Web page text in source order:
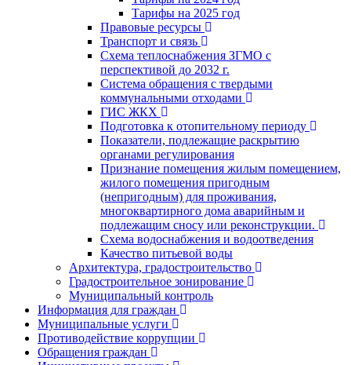
Тарифы на 2025 год
Правовые ресурсы
Транспорт и связь
Схема теплоснабжения ЗГМО с
перспективой до 2032 г.
Система обращения с твердыми
коммунальными отходами
ГИС ЖКХ
Подготовка к отопительному периоду
Показатели, подлежащие раскрытию
органами регулирования
Признание помещения жилым помещением,
жилого помещения пригодным
(непригодным) для проживания,
многоквартирного дома аварийным и
подлежащим сносу или реконструкции.
Схема водоснабжения и водоотведения
Качество питьевой воды
Архитектура, градостроительство
Градостроительное зонирование
Муниципальный контроль
Информация для граждан
Муниципальные услуги
Противодействие коррупции
Обращения граждан